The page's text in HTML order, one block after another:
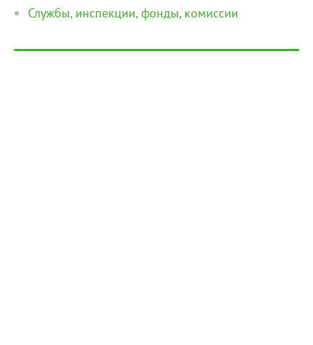
Службы, инспекции, фонды, комиссии